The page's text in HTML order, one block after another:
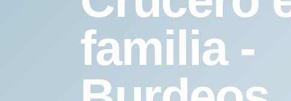
familia -